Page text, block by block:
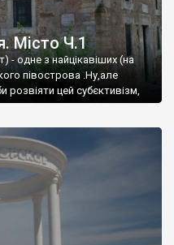
Місто Ч.1
- одне з найцікавіших (на
півострова .Ну,але
цей субєктивізм,